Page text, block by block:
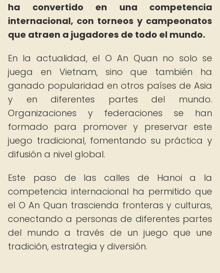
ha convertido en una competencia
internacional, con torneos y campeonatos
que atraen a jugadores de todo el mundo.
En la actualidad, el O An Quan no solo se
juega en Vietnam, sino que también ha
ganado popularidad en otros países de Asia
y en diferentes partes del mundo.
Organizaciones y federaciones se han
formado para promover y preservar este
juego tradicional, fomentando su práctica y
difusión a nivel global.
Este paso de las calles de Hanoi a la
competencia internacional ha permitido que
el O An Quan trascienda fronteras y culturas,
conectando a personas de diferentes partes
del mundo a través de un juego que une
tradición, estrategia y diversión.